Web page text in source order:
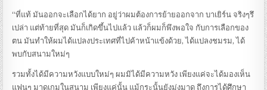
“ที่แท้ มันออกจะเลือกได้ยาก อยู่ว่าผมต้องการย้ายออกจาก บาเยิร์น จริงๆรึ
เปล่า แต่ท้ายที่สุด มันก็เกิดขึ้นไปแล้ว แล้วก็ผมก็พึงพอใจ กับการเลือกของ
ตน มันทำให้ผมได้แปลงประเทศที่ไปค้าหน้าแข้งด้วย, ได้แปลงชมรม, ได้
พบกับสนามใหม่ๆ
รวมทั้งได้มีความหวังแบบใหม่ๆ ผมมิได้มีความหวัง เพียงแค่จะได้มองเห็น
แฟนๆ มาดูเกมในสนาม เพียงแค่นั้น แม้กระนั้นยังมุ่งมาด ถึงการได้ศึกษา